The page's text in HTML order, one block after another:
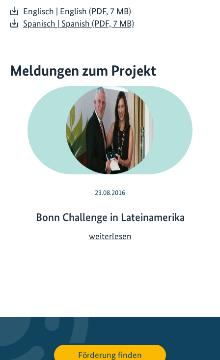
Englisch | English (PDF, 7 MB)
Spanisch | Spanish (PDF, 7 MB)
Meldungen zum Projekt
23.08.2016
Bonn Challenge in Lateinamerika
weiterlesenB
e
Förderung finden